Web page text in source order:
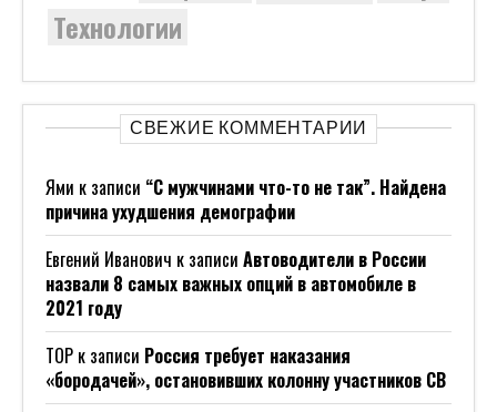
Технологии
СВЕЖИЕ КОММЕНТАРИИ
Ями к записи “С мужчинами что-то не так”. Найдена
причина ухудшения демографии
Евгений Иванович к записи Автоводители в России
назвали 8 самых важных опций в автомобиле в
2021 году
ТОР к записи Россия требует наказания
«бородачей», остановивших колонну участников СВ